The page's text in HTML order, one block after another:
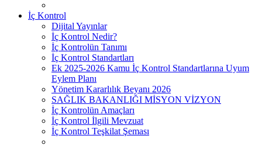
İç Kontrol
Dijital Yayınlar
İç Kontrol Nedir?
İç Kontrolün Tanımı
İç Kontrol Standartları
Ek 2025-2026 Kamu İç Kontrol Standartlarına Uyum
Eylem Planı
Yönetim Kararlılık Beyanı 2026
SAĞLIK BAKANLIĞI MİSYON VİZYON
İç Kontrolün Amaçları
İç Kontrol İlgili Mevzuat
İç Kontrol Teşkilat Şeması